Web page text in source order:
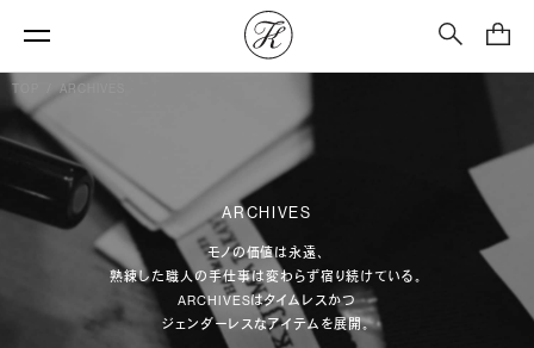
TOP ARCHIVES
ARCHIVES
モノの価値は永遠、
熟練した職人の手仕事は変わらず宿り続けている。
ARCHIVESはタイムレスかつ
ジェンダーレスなアイテムを展開。